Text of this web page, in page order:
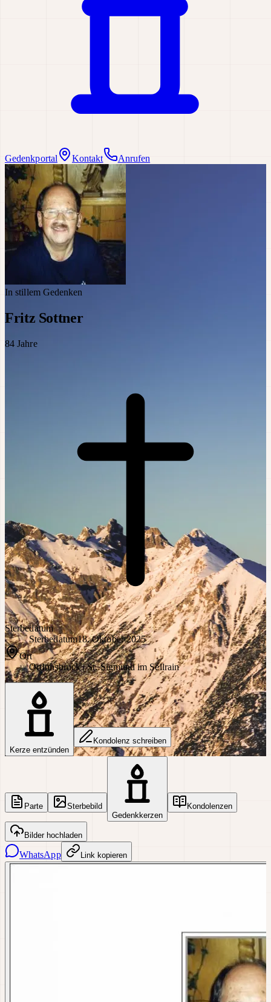
Gedenkportal Kontakt Anrufen
In stillem Gedenken
Fritz Sottner
84 Jahre
Sterbedatum
Sterbedatum18. Oktober 2025
Ort
OrtInnsbruck | St. Sigmund im Sellrain
Kerze entzünden
Kondolenz schreiben
Parte
Sterbebild
Gedenkkerzen
Kondolenzen
Bilder hochladen
WhatsApp Link kopieren